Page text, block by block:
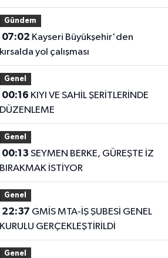
Gündem
07:02
kırsalda yol çalışması
Genel
00:16
DÜZENLEME
Genel
00:13
BIRAKMAK İSTİYOR
Genel
22:37
KURULU GERÇEKLEŞTİRİLDİ
Genel